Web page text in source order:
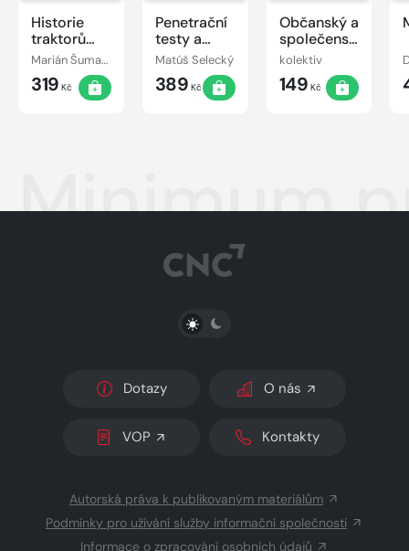
Historie
traktorů
Zetor
Marián Šuman-Hreblay
319 Kč
Penetrační
testy a
exploitace
Matúš Selecký
389 Kč
Občanský a
společenskovědní
základ
kolektiv
149 Kč
Minimum
PŘEPNOUT SVĚTLÝ/TMAVÝ REŽIM
Dotazy O nás
VOP Kontakty
Autorská práva k publikovaným materiálům
Podmínky pro užívání služby informační společnosti
Informace o zpracování osobních údajů